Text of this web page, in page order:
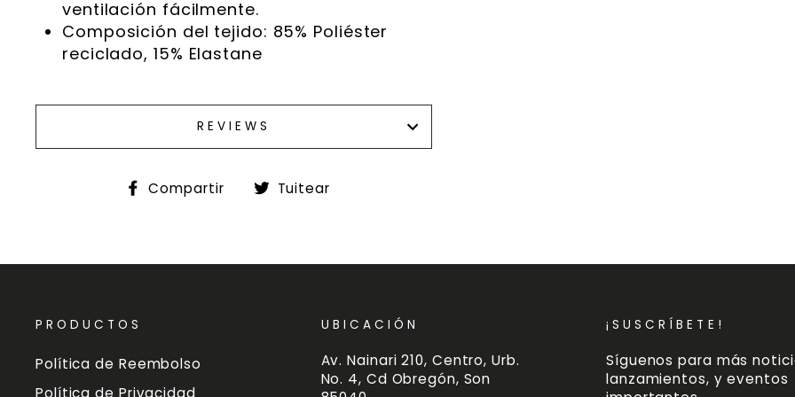
ventilación fácilmente.
Composición del tejido: 85% Poliéster
reciclado, 15% Elastane
REVIEWS
Compartir
Compartir
Tuitear
PRODUCTOS
Política de Reembolso
Política de Privacidad
UBICACIÓN
Av. Nainari 210, Centro, Urb.
No. 4, Cd Obregón, Son
¡SUSCRÍBETE!
Síguenos para más
lanzamientos, y eventos